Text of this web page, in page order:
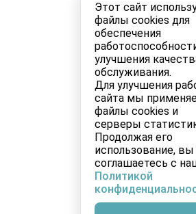
Этот сайт
файлы cookies для
обеспечения
улучшения
обслуживания.
Для улучшения
сайта мы
файлы cookies и
серверы
Продолжая его
использование, вы
соглашаетесь с
Политикой